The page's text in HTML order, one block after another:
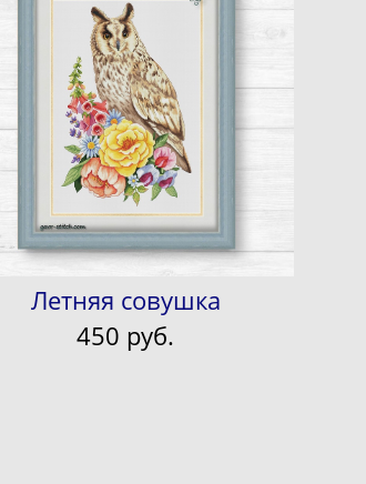
Летняя совушка
450 pуб.